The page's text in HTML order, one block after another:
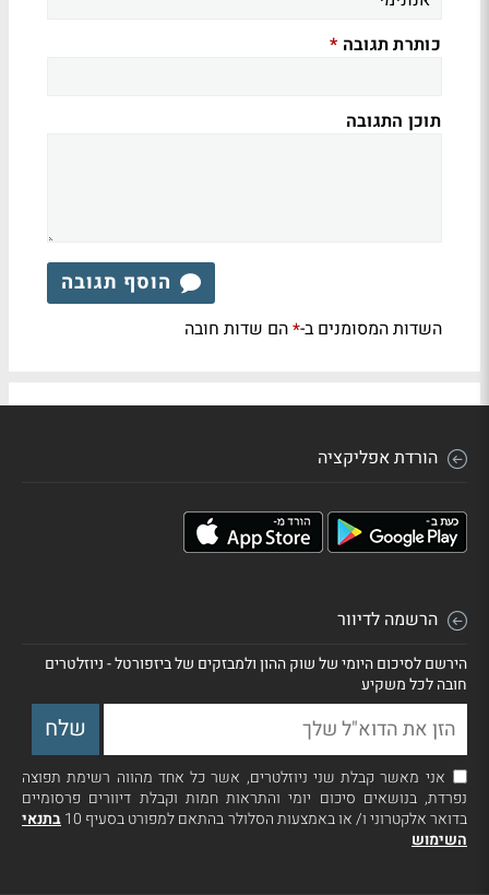
כותרת תגובה *
תוכן התגובה
הוסף תגובה
השדות המסומנים ב-*הם שדות חובה
הורדת אפליקציה
הרשמה לדיוור
הירשם לסיכום היומי של שוק ההון ולמבזקים של ביזפורטל - ניוזלטרים
חובה לכל משקיע
אני מאשר קבלת שני ניוזלטרים, אשר כל אחד מהווה רשימת תפוצה
נפרדת, בנושאים סיכום יומי והתראות חמות וקבלת דיוורים פרסומיים
בדואר אלקטרוני ו/ או באמצעות הסלולר בהתאם למפורט בסעיף 10
בתנאי
השימוש